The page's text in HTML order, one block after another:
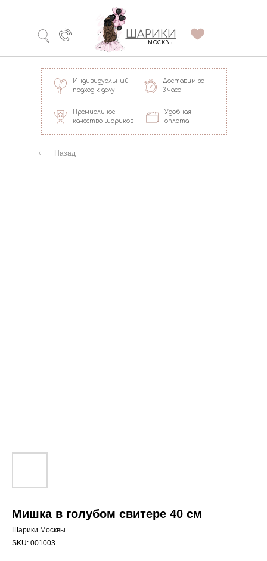
ШАРИКИ
МОСКВЫ
=
Премиальное
качество шариков
Доставим за
3 часа
Индивидуальный
подход к делу
долгого полета
Удобная
оплата
Назад
Мишка в голубом свитере 40 см
Шарики Москвы
SKU: 001003